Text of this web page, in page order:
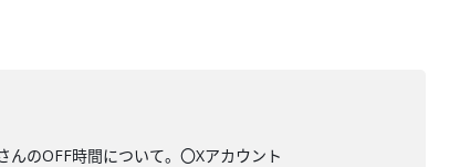
のOFF時間について。〇Xアカウント